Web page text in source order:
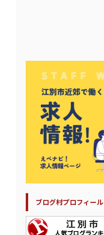
ブログ村プロフィール